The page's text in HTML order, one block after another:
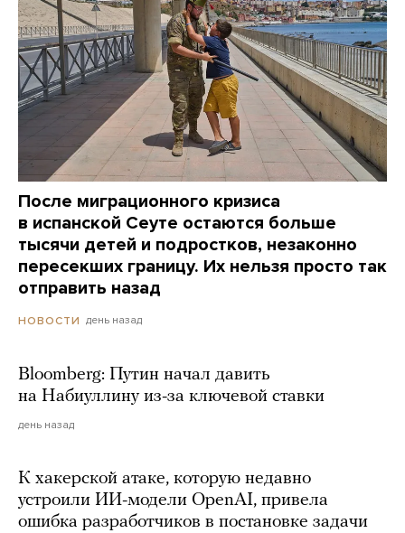
После миграционного кризиса
в испанской Сеуте остаются больше
тысячи детей и подростков, незаконно
пересекших границу. Их нельзя просто так
отправить назад
НОВОСТИ день назад
Bloomberg: Путин начал давить
на Набиуллину из-за ключевой ставки
день назад
К хакерской атаке, которую недавно
устроили ИИ-модели OpenAI, привела
ошибка разработчиков в постановке задачи